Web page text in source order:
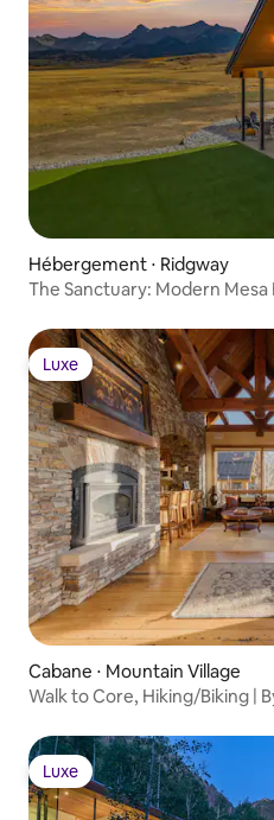
Hébergement ⋅ Ridgway
The Sanctuary: Modern Mesa
Luxe
Luxe
Cabane ⋅ Mountain Village
Walk to Core, Hiking/Biking |
Luxe
Luxe